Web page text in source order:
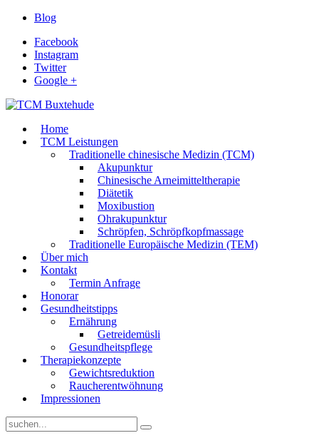
Blog
Facebook
Instagram
Twitter
Google +
Home
TCM Leistungen
Traditionelle chinesische Medizin (TCM)
Akupunktur
Chinesische Arneimitteltherapie
Diätetik
Moxibustion
Ohrakupunktur
Schröpfen, Schröpfkopfmassage
Traditionelle Europäische Medizin (TEM)
Über mich
Kontakt
Termin Anfrage
Honorar
Gesundheitstipps
Ernährung
Getreidemüsli
Gesundheitspflege
Therapiekonzepte
Gewichtsreduktion
Raucherentwöhnung
Impressionen